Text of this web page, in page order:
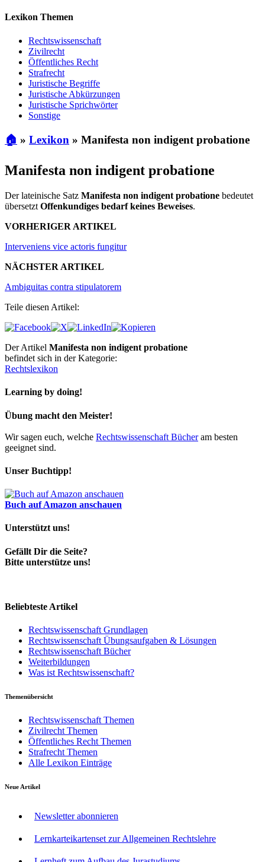
Lexikon Themen
Rechtswissenschaft
Zivilrecht
Öffentliches Recht
Strafrecht
Juristische Begriffe
Juristische Abkürzungen
Juristische Sprichwörter
Sonstige
🏠 » Lexikon » Manifesta non indigent probatione
Manifesta non indigent probatione
Der lateinische Satz Manifesta non indigent probatione bedeutet
übersetzt Offenkundiges bedarf keines Beweises.
VORHERIGER ARTIKEL
Interveniens vice actoris fungitur
NÄCHSTER ARTIKEL
Ambiguitas contra stipulatorem
Teile diesen Artikel:
Der Artikel Manifesta non indigent probatione
befindet sich in der Kategorie:
Rechtslexikon
Learning by doing!
Übung macht den Meister!
Wir sagen euch, welche Rechtswissenschaft Bücheram besten
geeignet sind.
Unser Buchtipp!
Buch auf Amazon anschauen
Unterstützt uns!
Gefällt Dir die Seite?
Bitte unterstütze uns!
Beliebteste Artikel
Rechtswissenschaft Grundlagen
Rechtswissenschaft Übungsaufgaben & Lösungen
Rechtswissenschaft Bücher
Weiterbildungen
Was ist Rechtswissenschaft?
Themenübersicht
Rechtswissenschaft Themen
Zivilrecht Themen
Öffentliches Recht Themen
Strafrecht Themen
Alle Lexikon Einträge
Neue Artikel
Newsletter abonnieren
Lernkarteikartenset zur Allgemeinen Rechtslehre